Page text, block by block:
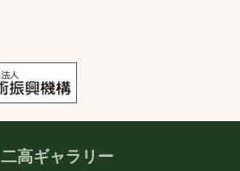
二高ギャラリー